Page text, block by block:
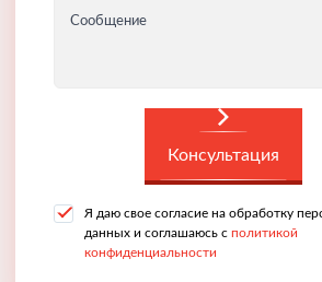
Сообщение
Консультация
Я даю свое согласие на обработку
данных и соглашаюсь с политикой
конфиденциальности